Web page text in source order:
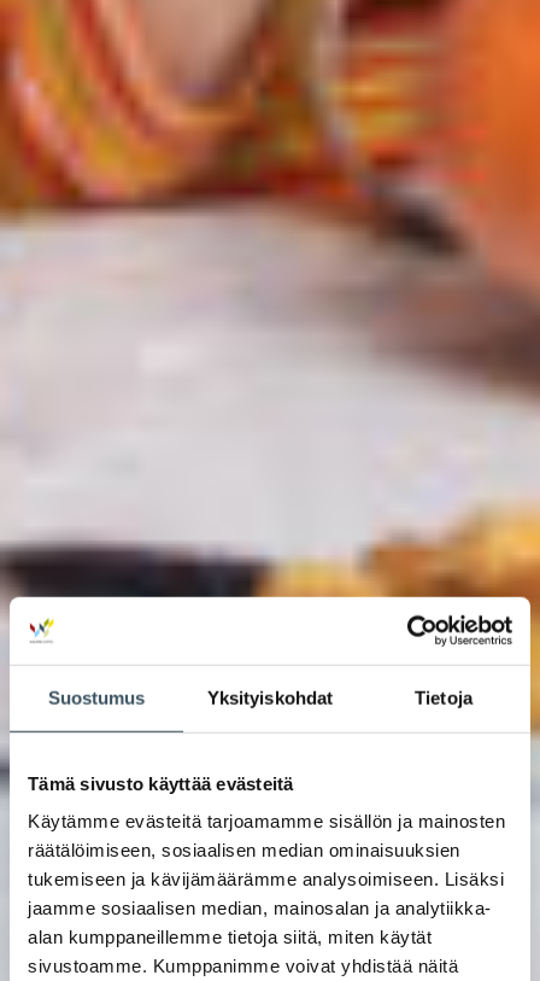
Suostumus Yksityiskohdat Tietoja
Tämä sivusto käyttää evästeitä
Käytämme evästeitä tarjoamamme sisällön ja mainosten
räätälöimiseen, sosiaalisen median ominaisuuksien
tukemiseen ja kävijämäärämme analysoimiseen. Lisäksi
jaamme sosiaalisen median, mainosalan ja analytiikka-
alan kumppaneillemme tietoja siitä, miten käytät
sivustoamme. Kumppanimme voivat yhdistää näitä